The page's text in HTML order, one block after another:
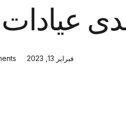
فبراير 13, 2023